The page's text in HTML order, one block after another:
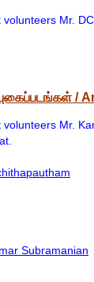
Mr.
/
Mr.
Subramanian